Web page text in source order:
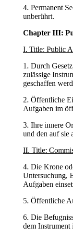
4. Permanent
unberührt.
Chapter III:
I. Title: Public
1. Durch
zulässige
geschaffen
2. Öffentliche
Aufgaben im
3. Ihre innere
und den auf sie
II. Title:
4. Die Krone
Untersuchung,
Aufgaben
5. Öffentliche
6. Die
dem